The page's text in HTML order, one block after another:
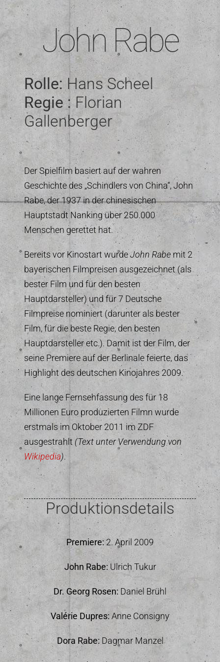
John Rabe
Rolle: Hans Scheel
Regie :Florian
Gallenberger
Der Spielfilm basiert auf der wahren
Geschichte des „Schindlers von China“, John
Rabe, der 1937 in der chinesischen
Hauptstadt Nanking über 250.000
Menschen gerettet hat.
Bereits vor Kinostart wurdeJohn Rabe mit 2
bayerischen Filmpreisen ausgezeichnet (als
bester Film und für den besten
Hauptdarsteller) und für 7 Deutsche
Filmpreise nominiert (darunter als bester
Film, für die beste Regie, den besten
Hauptdarsteller etc.). Damit ist der Film, der
seine Premiere auf der Berlinale feierte, das
Highlight des deutschen Kinojahres 2009.
Eine lange Fernsehfassung des für 18
Millionen Euro produzierten Filmn wurde
erstmals im Oktober 2011 im ZDF
ausgestrahlt (Text unter Verwendung von
Wikipedia).
Produktionsdetails
Premiere: 2. April 2009
John Rabe: Ulrich Tukur
Dr. Georg Rosen: Daniel Brühl
Valérie Dupres: Anne Consigny
Dora Rabe: Dagmar Manzel